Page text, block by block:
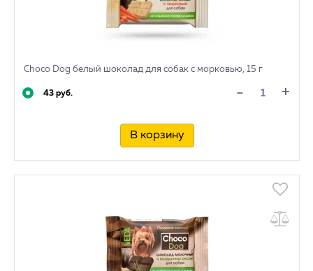
Choco Dog белый шоколад для собак с морковью, 15 г
43 руб. - +
В корзину